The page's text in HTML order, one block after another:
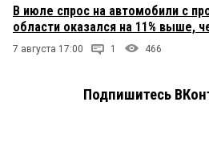
В июле спрос на автомобили с
области оказался на 11% выше,
7 августа 17:00 1 466
Подпишитесь